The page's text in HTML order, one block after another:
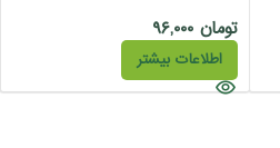
تومان
اطلاعات بیشتر